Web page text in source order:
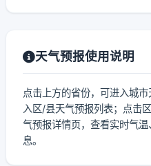
天气预报使用说明
点击上方的省份，可进入城
入区/县天气预报列表；点击
气预报详情页，查看实时气
息。